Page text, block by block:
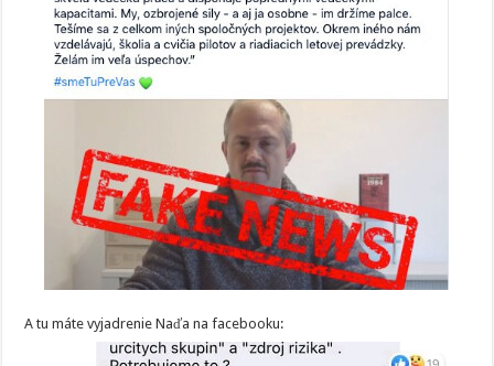
A tu máte vyjadrenie Naďa na facebooku: